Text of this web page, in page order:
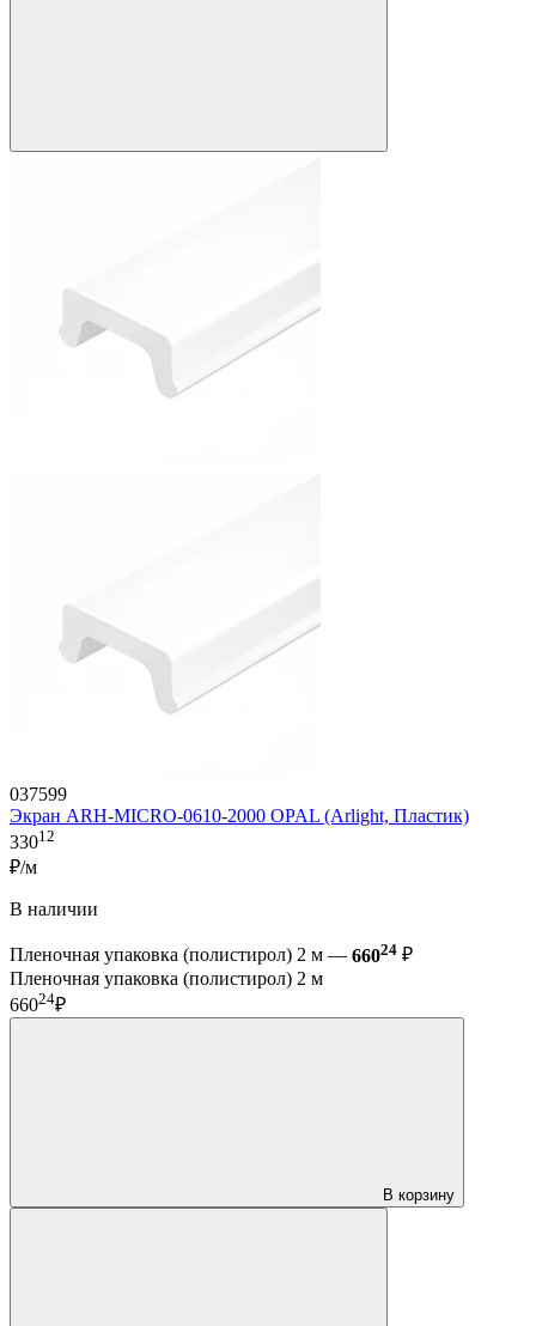
037599
Экран ARH-MICRO-0610-2000 OPAL (Arlight, Пластик)
33012
₽/м
В наличии
Пленочная упаковка (полистирол) 2 м — 66024 ₽
Пленочная упаковка (полистирол) 2 м
66024₽
В корзину